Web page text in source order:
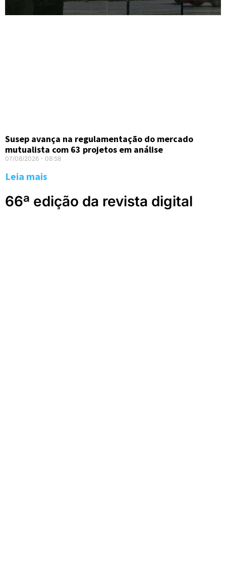
Susep avança na regulamentação do mercado
mutualista com 63 projetos em análise
07/08/2026 08:58
Leia mais
66ª edição da revista digital